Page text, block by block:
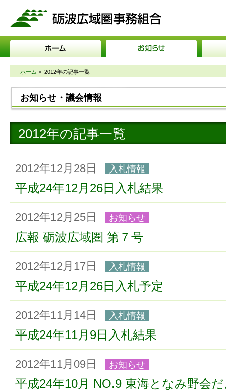
ホーム > 2012年の記事一覧
お知らせ・議会情報
2012年の記事一覧
2012年12月28日 入札情報
平成24年12月26日入札結果
2012年12月25日 お知らせ
広報 砺波広域圏 第７号
2012年12月17日 入札情報
平成24年12月26日入札予定
2012年11月14日 入札情報
平成24年11月9日入札結果
2012年11月09日 お知らせ
平成24年10月 NO.9 東海となみ野会